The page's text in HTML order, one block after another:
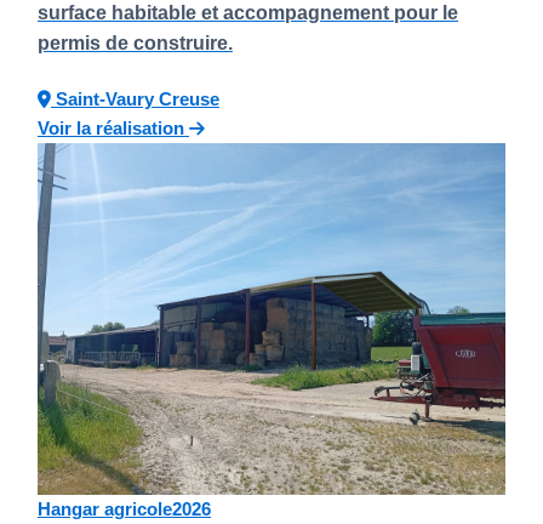
surface habitable et accompagnement pour le
permis de construire.
Saint-VauryCreuse
Voir la réalisation
Hangar agricole2026